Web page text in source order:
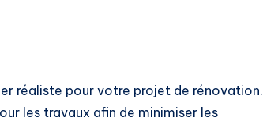
réaliste pour votre projet de rénovation.
les travaux afin de minimiser les